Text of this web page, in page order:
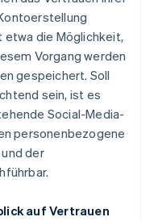
etwa die Möglichkeit,
Vorgang werden
gespeichert. Soll
sein, ist es
Social-Media-
personenbezogene
der
auf Vertrauen